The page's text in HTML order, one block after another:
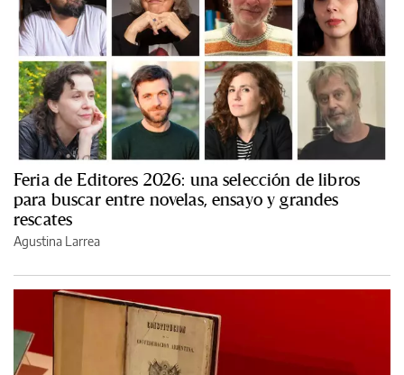
Feria de Editores 2026: una selección de libros
para buscar entre novelas, ensayo y grandes
rescates
Agustina Larrea